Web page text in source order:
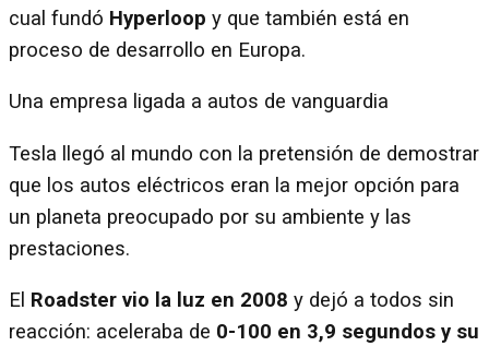
cual fundó Hyperloop y que también está en
proceso de desarrollo en Europa.
Una empresa ligada a autos de vanguardia
Tesla llegó al mundo con la pretensión de demostrar
que los autos eléctricos eran la mejor opción para
un planeta preocupado por su ambiente y las
prestaciones.
El Roadster vio la luz en 2008 y dejó a todos sin
reacción: aceleraba de 0-100 en 3,9 segundos y su